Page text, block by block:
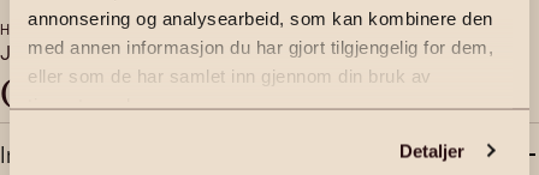
annonsering og analysearbeid, som kan kombinere den
med annen informasjon du har gjort tilgjengelig for dem,
eller som de har samlet inn gjennom din bruk av
tjenestene deres.
Detaljer
HEIS
Ja
VERANDA
Ja
Objektbeskrivelse
Innhold og standard